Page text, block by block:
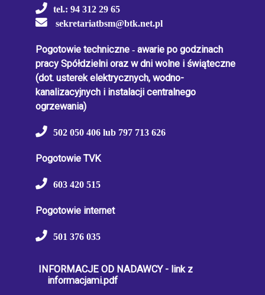
tel.: 94 312 29 65
sekretariatbsm@btk.net.pl
Pogotowie techniczne - awarie po godzinach
pracy Spółdzielni oraz w dni wolne i świąteczne
(dot. usterek elektrycznych, wodno-
kanalizacyjnych i instalacji centralnego
ogrzewania)
502 050 406 lub 797 713 626
Pogotowie TVK
603 420 515
Pogotowie internet
501 376 035
INFORMACJE OD NADAWCY - link z
informacjami.pdf